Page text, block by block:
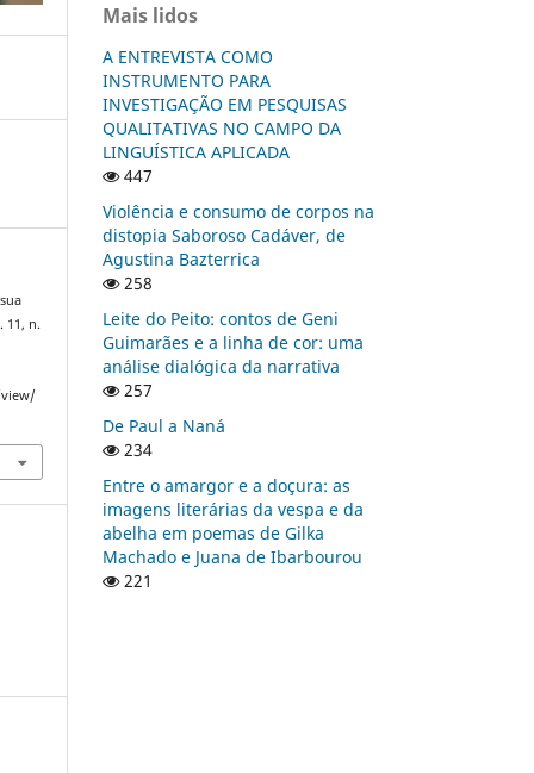
11, n.
Mais lidos
A ENTREVISTA COMO
INSTRUMENTO PARA
INVESTIGAÇÃO EM PESQUISAS
QUALITATIVAS NO CAMPO DA
LINGUÍSTICA APLICADA
447
Violência e consumo de corpos na
distopia Saboroso Cadáver, de
Agustina Bazterrica
258
Leite do Peito: contos de Geni
Guimarães e a linha de cor: uma
análise dialógica da narrativa
257
De Paul a Naná
234
Entre o amargor e a doçura: as
imagens literárias da vespa e da
abelha em poemas de Gilka
Machado e Juana de Ibarbourou
221